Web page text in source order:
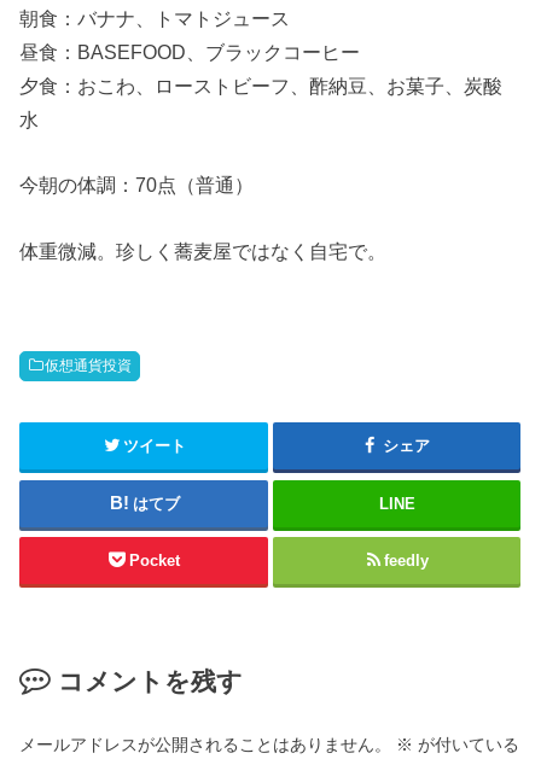
朝食：バナナ、トマトジュース
昼食：BASEFOOD、ブラックコーヒー
夕食：おこわ、ローストビーフ、酢納豆、お菓子、炭酸
水
今朝の体調：70点（普通）
体重微減。珍しく蕎麦屋ではなく自宅で。
仮想通貨投資
ツイート シェア
はてブ LINE
Pocket feedly
コメントを残す
メールアドレスが公開されることはありません。 ※ が付いている